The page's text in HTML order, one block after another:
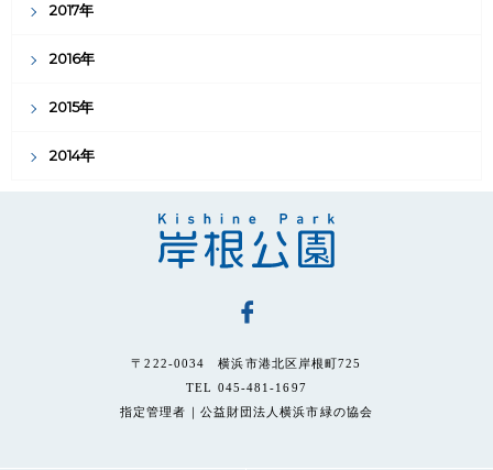
2017年
2016年
2015年
2014年
〒222-0034 横浜市港北区岸根町725
TEL 045-481-1697
指定管理者｜公益財団法人横浜市緑の協会